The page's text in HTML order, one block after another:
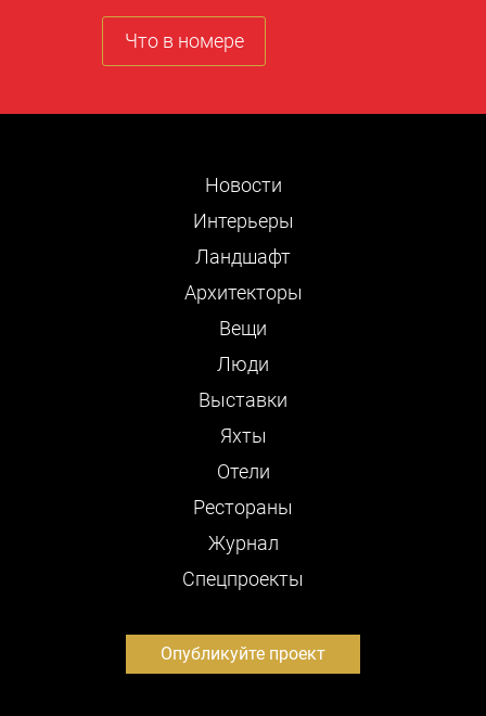
Что в номере
Новости
Интерьеры
Ландшафт
Архитекторы
Вещи
Люди
Выставки
Яхты
Отели
Рестораны
Журнал
Cпецпроекты
Опубликуйте проект